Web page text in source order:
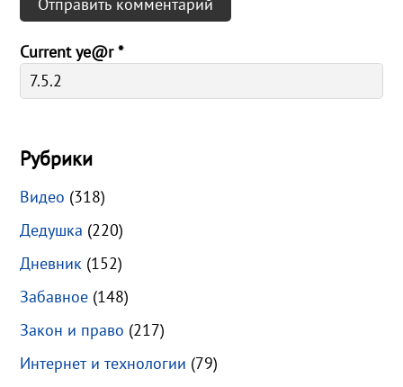
Current ye@r*
Рубрики
Видео (318)
Дедушка (220)
Дневник (152)
Забавное (148)
Закон и право (217)
Интернет и технологии (79)